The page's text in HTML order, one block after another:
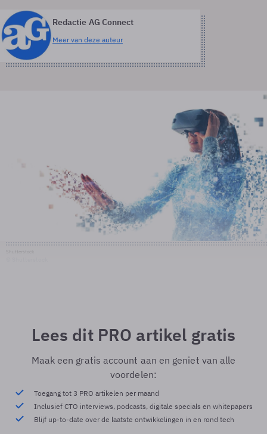
Redactie AG Connect
Meer van deze auteur
Lees dit PRO artikel gratis
Maak een gratis account aan en geniet van alle
voordelen:
Toegang tot 3 PRO artikelen per maand
Inclusief CTO interviews, podcasts, digitale specials en whitepapers
Blijf up-to-date over de laatste ontwikkelingen in en rond tech